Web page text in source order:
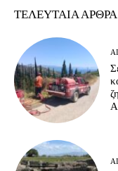
ΤΕΛΕΥΤΑΊΑ ΆΡΘΡΑ